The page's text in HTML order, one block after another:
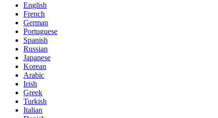
English
French
German
Portuguese
Spanish
Russian
Japanese
Korean
Arabic
Irish
Greek
Turkish
Italian